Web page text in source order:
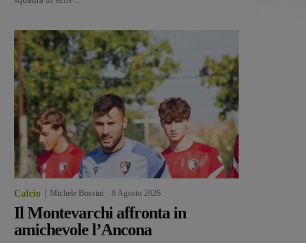
Calcio Michele Bossini 8 Agosto 2026
Il Montevarchi affronta in
amichevole l’Ancona